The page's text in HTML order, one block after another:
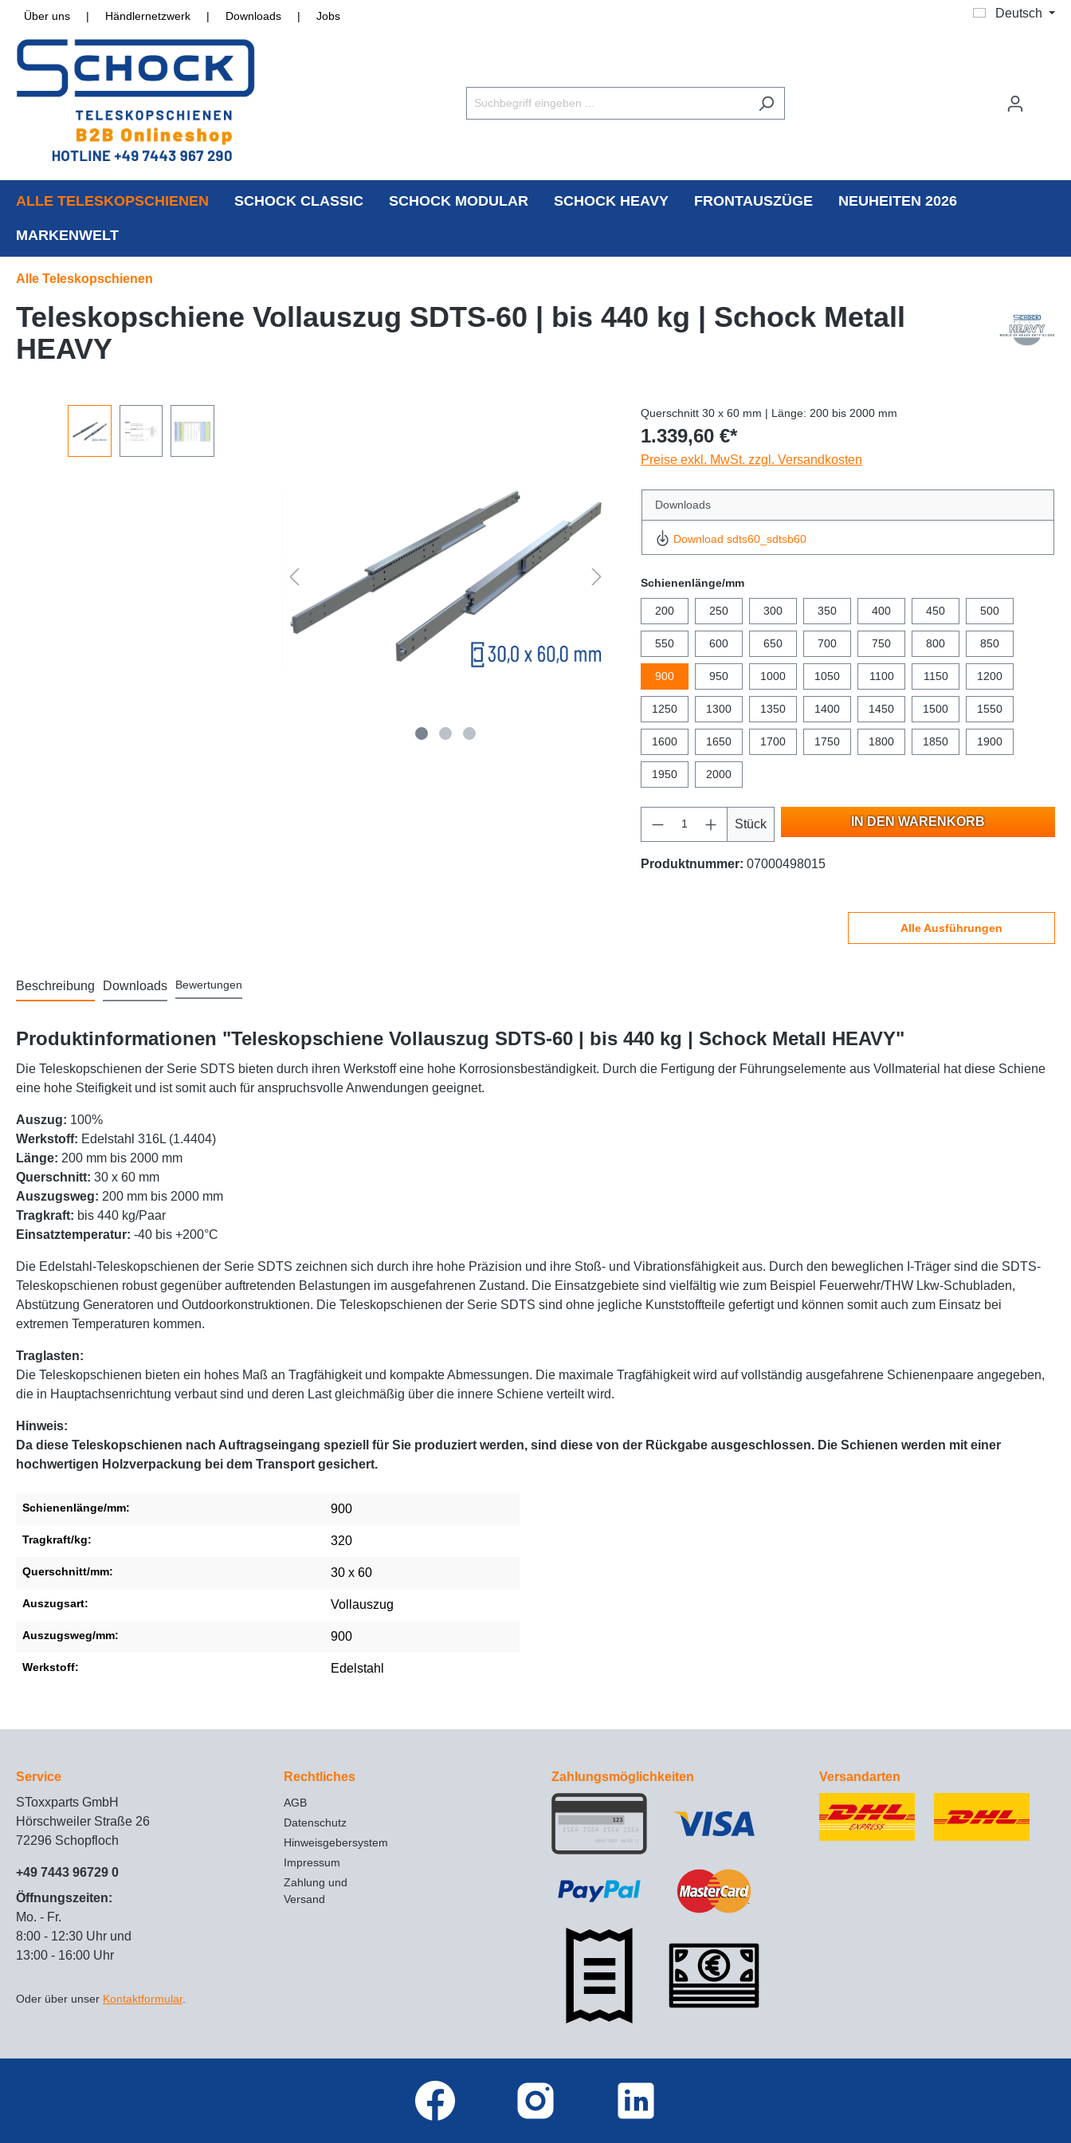
Über uns | Händlernetzwerk | Downloads | Jobs Deutsch
ALLE TELESKOPSCHIENEN SCHOCK CLASSIC SCHOCK MODULAR SCHOCK HEAVY FRONTAUSZÜGE NEUHEITEN 2026
MARKENWELT
Alle Teleskopschienen
Teleskopschiene Vollauszug SDTS-60 | bis 440 kg | Schock Metall
HEAVY
Querschnitt 30 x 60 mm | Länge: 200 bis 2000 mm
1.339,60 €*
Preise exkl. MwSt. zzgl. Versandkosten
Downloads
Download sdts60_sdtsb60
Schienenlänge/mm
200 250 300 350 400 450 500
550 600 650 700 750 800 850
900 950 1000 1050 1100 1150 1200
1250 1300 1350 1400 1450 1500 1550
1600 1650 1700 1750 1800 1850 1900
1950 2000
Stück IN DEN WARENKORB
Produktnummer: 07000498015
Alle Ausführungen
Beschreibung Downloads Bewertungen
Produktinformationen "Teleskopschiene Vollauszug SDTS-60 | bis 440 kg | Schock Metall HEAVY"
Die Teleskopschienen der Serie SDTS bieten durch ihren Werkstoff eine hohe Korrosionsbeständigkeit. Durch die Fertigung der Führungselemente aus Vollmaterial hat diese Schiene
eine hohe Steifigkeit und ist somit auch für anspruchsvolle Anwendungen geeignet.
Auszug: 100%
Werkstoff: Edelstahl 316L (1.4404)
Länge: 200 mm bis 2000 mm
Querschnitt: 30 x 60 mm
Auszugsweg: 200 mm bis 2000 mm
Tragkraft: bis 440 kg/Paar
Einsatztemperatur: -40 bis +200°C
Die Edelstahl-Teleskopschienen der Serie SDTS zeichnen sich durch ihre hohe Präzision und ihre Stoß- und Vibrationsfähigkeit aus. Durch den beweglichen I-Träger sind die SDTS-
Teleskopschienen robust gegenüber auftretenden Belastungen im ausgefahrenen Zustand. Die Einsatzgebiete sind vielfältig wie zum Beispiel Feuerwehr/THW Lkw-Schubladen,
Abstützung Generatoren und Outdoorkonstruktionen. Die Teleskopschienen der Serie SDTS sind ohne jegliche Kunststoffteile gefertigt und können somit auch zum Einsatz bei
extremen Temperaturen kommen.
Traglasten:
Die Teleskopschienen bieten ein hohes Maß an Tragfähigkeit und kompakte Abmessungen. Die maximale Tragfähigkeit wird auf vollständig ausgefahrene Schienenpaare angegeben,
die in Hauptachsenrichtung verbaut sind und deren Last gleichmäßig über die innere Schiene verteilt wird.
Hinweis:
Da diese Teleskopschienen nach Auftragseingang speziell für Sie produziert werden, sind diese von der Rückgabe ausgeschlossen. Die Schienen werden mit einer
hochwertigen Holzverpackung bei dem Transport gesichert.
Schienenlänge/mm: 900
Tragkraft/kg: 320
Querschnitt/mm: 30 x 60
Auszugsart: Vollauszug
Auszugsweg/mm: 900
Werkstoff: Edelstahl
Service
SToxxparts GmbH
Hörschweiler Straße 26
72296 Schopfloch
+49 7443 96729 0
Öffnungszeiten:
Mo. - Fr.
8:00 - 12:30 Uhr und
13:00 - 16:00 Uhr
Oder über unser Kontaktformular.
Rechtliches
AGB
Datenschutz
Hinweisgebersystem
Impressum
Zahlung und
Versand
Zahlungsmöglichkeiten Versandarten